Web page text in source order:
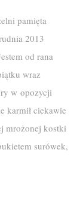
pamięta
2013
od rana
wraz
w opozycji
karmił ciekawie
mrożonej kostki
surówek,